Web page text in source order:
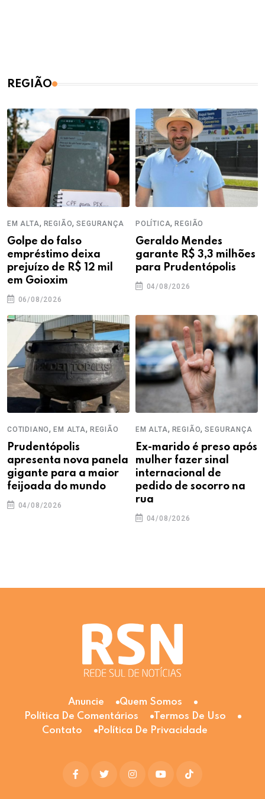
REGIÃO
EM ALTA, REGIÃO,SEGURANÇA
Golpe do falso
empréstimo deixa
prejuízo de R$ 12 mil
em Goioxim
06/08/2026
POLÍTICA,REGIÃO
Geraldo Mendes
garante R$ 3,3 milhões
para Prudentópolis
04/08/2026
COTIDIANO,EM ALTA, REGIÃO
Prudentópolis
apresenta nova panela
gigante para a maior
feijoada do mundo
04/08/2026
EM ALTA, REGIÃO,SEGURANÇA
Ex-marido é preso após
mulher fazer sinal
internacional de
pedido de socorro na
rua
04/08/2026
Anuncie
Quem Somos
Política De Comentários
Termos De Uso
Contato
Política De Privacidade